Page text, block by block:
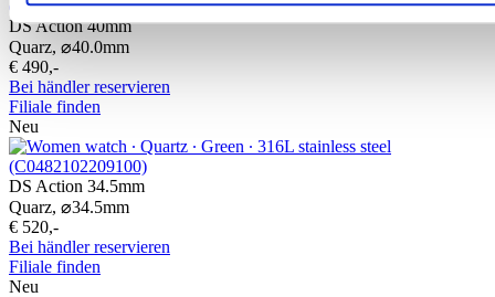
DS Action 40mm
Quarz, ⌀40.0mm
€ 490,-
Bei händler reservieren
Filiale finden
Neu
DS Action 34.5mm
Quarz, ⌀34.5mm
€ 520,-
Bei händler reservieren
Filiale finden
Neu